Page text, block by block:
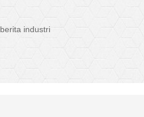
berita industri